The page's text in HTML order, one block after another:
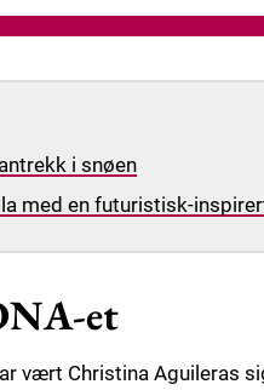
i snøen
med en futuristisk-
et
vært Christina Aguileras